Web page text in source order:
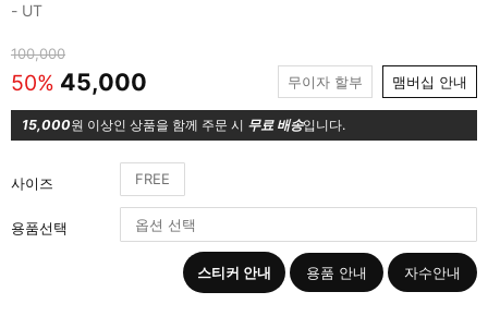
- UT
100,000
50% 45,000 무이자 할부 맴버십 안내
15,000원 이상인 상품을 함께 주문 시 무료 배송입니다.
사이즈 FREE
용품선택
스티커 안내 용품 안내 자수안내